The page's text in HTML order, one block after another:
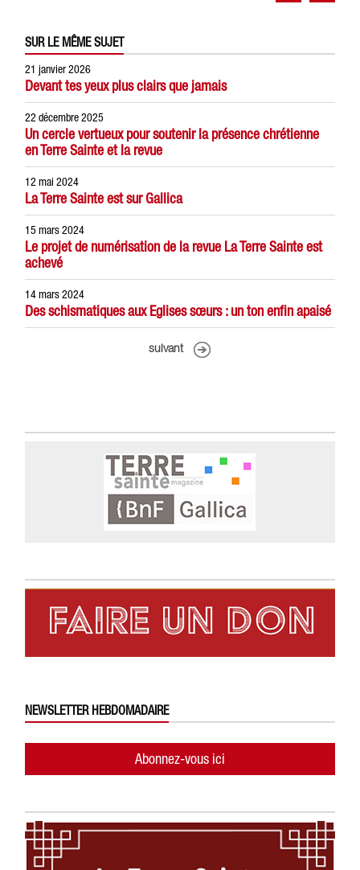
SUR LE MÊME SUJET
21 janvier 2026
Devant tes yeux plus clairs que jamais
22 décembre 2025
Un cercle vertueux pour soutenir la présence chrétienne
en Terre Sainte et la revue
12 mai 2024
La Terre Sainte est sur Gallica
15 mars 2024
Le projet de numérisation de la revue La Terre Sainte est
achevé
14 mars 2024
Des schismatiques aux Eglises sœurs : un ton enfin apaisé
suivant
NEWSLETTER HEBDOMADAIRE
Abonnez-vous ici